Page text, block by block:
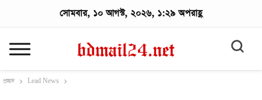
সোমবার, ১০ আগস্ট, ২০২৬, ১:২৯ অপরাহ্ণ
প্রচ্ছদ Lead News